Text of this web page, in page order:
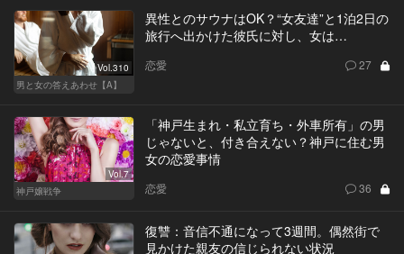
Vol.310
男と女の答えあわせ【A】
異性とのサウナはOK？“女友達”と1泊2日の
旅行へ出かけた彼氏に対し、女は…
恋愛 27
Vol.7
神戸嬢戦争
「神戸生まれ・私立育ち・外車所有」の男
じゃないと、付き合えない？神戸に住む男
女の恋愛事情
恋愛 36
復讐：音信不通になって3週間。偶然街で
見かけた親友の信じられない状況